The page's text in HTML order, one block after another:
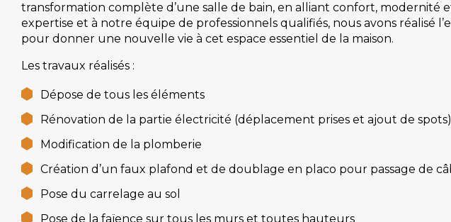
transformation complète d’une salle de bain, en alliant confort, modernité
expertise et à notre équipe de professionnels qualifiés, nous avons réalisé
pour donner une nouvelle vie à cet espace essentiel de la maison.
Les travaux réalisés :
Dépose de tous les éléments
Rénovation de la partie électricité (déplacement prises et ajout de spots)
Modification de la plomberie
Création d’un faux plafond et de doublage en placo pour passage de
Pose du carrelage au sol
Pose de la faïence sur tous les murs et toutes hauteurs